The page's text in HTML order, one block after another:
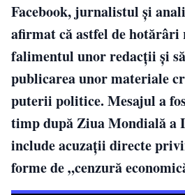
Facebook, jurnalistul și
afirmat că astfel de hotărâri
falimentul unor redacții și
publicarea unor materiale
puterii politice. Mesajul a
timp după Ziua Mondială a
include acuzații directe
forme de „cenzură